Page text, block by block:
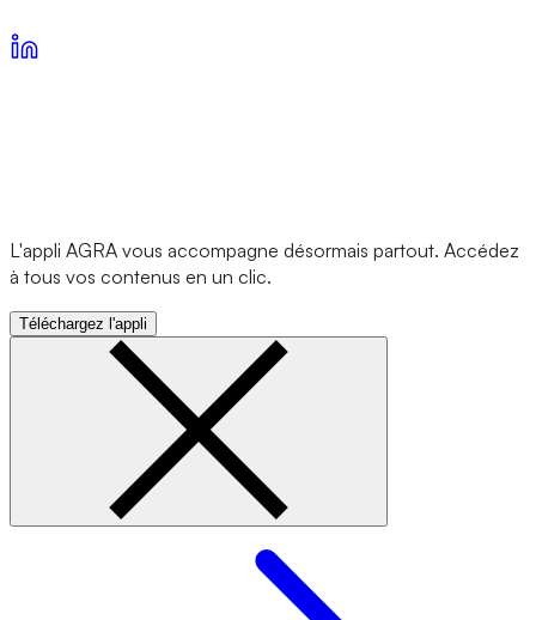
L'appli AGRA vous accompagne désormais partout. Accédez
à tous vos contenus en un clic.
Téléchargez l'appli